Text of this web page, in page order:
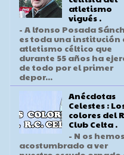
atletismo
vigués .
- A lfonso Posada
es toda una institución
atletismo céltico que
durante 55 años ha
de todo por el primer
depor...
Anécdotas
Celestes :
colores del
Club Celta .
- N os hemos
acostumbrado a ver